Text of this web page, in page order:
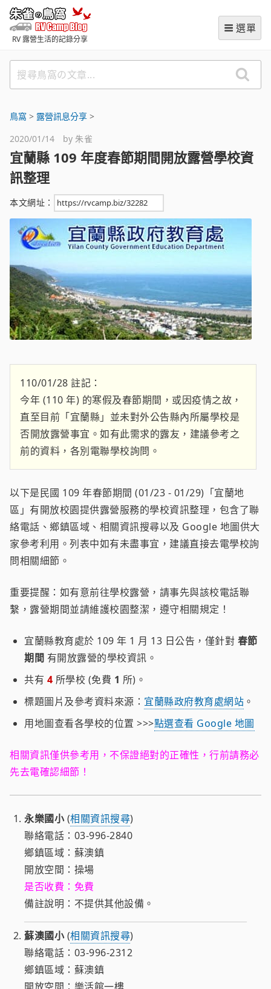
至
內
朱雀の鳥窩
RV 露營生活的記錄分享
選單
搜
尋
窩
文
章
鳥窩 > 露營訊息分享 >
2020/01/14 by 朱雀
宜蘭縣 109 年度春節期間開放露營學校資
訊整理
本文網址：
110/01/28 註記：
今年 (110 年) 的寒假及春節期間，或因疫情之故，
直至目前「宜蘭縣」並未對外公告縣內所屬學校是
否開放露營事宜。如有此需求的露友，建議參考之
前的資料，各別電聯學校詢問。
以下是民國 109 年春節期間 (01/23 - 01/29)「宜蘭地
區」有開放校園提供露營服務的學校資訊整理，包含了聯
絡電話、鄉鎮區域、相關資訊搜尋以及 Google 地圖供大
家參考利用。列表中如有未盡事宜，建議直接去電學校詢
問相關細節。
重要提醒：如有意前往學校露營，請事先與該校電話聯
繫，露營期間並請維護校園整潔，遵守相關規定！
宜蘭縣教育處於 109 年 1 月 13 日公告，僅針對 春節
期間 有開放露營的學校資訊。
共有 4 所學校 (免費 1 所)。
標題圖片及參考資料來源： 宜蘭縣政府教育處網站 。
用地圖查看各學校的位置 >>>點選查看 Google 地圖
相關資訊僅供參考用，不保證絕對的正確性，行前請務必
先去電確認細節！
永樂國小(相關資訊搜尋)
聯絡電話：03-996-2840
鄉鎮區域：蘇澳鎮
開放空間：操場
是否收費：免費
備註說明：不提供其他設備。
蘇澳國小(相關資訊搜尋)
聯絡電話：03-996-2312
鄉鎮區域：蘇澳鎮